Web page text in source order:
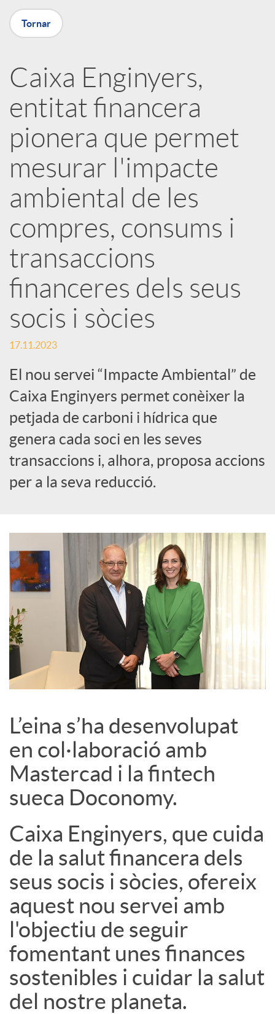
a
a
r
x
e
s
S
o
c
i
a
l
Tornar
Caixa Enginyers,
entitat financera
pionera que permet
mesurar l'impacte
ambiental de les
compres, consums i
transaccions
financeres dels seus
socis i sòcies
17.11.2023
El nou servei “Impacte Ambiental” de
Caixa Enginyers permet conèixer la
petjada de carboni i hídrica que
genera cada soci en les seves
transaccions i, alhora, proposa accions
per a la seva reducció.
L’eina s’ha desenvolupat
en col·laboració amb
Mastercad i la fintech
sueca Doconomy.
Caixa Enginyers, que cuida
de la salut financera dels
seus socis i sòcies, ofereix
aquest nou servei amb
l'objectiu de seguir
fomentant unes finances
sostenibles i cuidar la salut
del nostre planeta.